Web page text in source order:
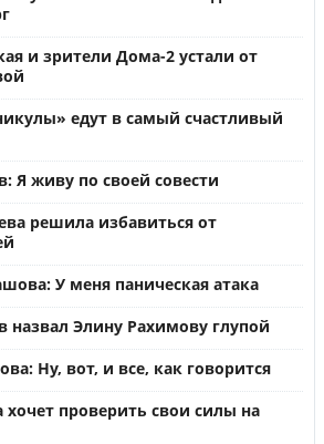
и зрители Дома-2 устали от
едут в самый счастливый
Я живу по своей совести
решила избавиться от
У меня паническая атака
назвал Элину Рахимову глупой
Ну, вот, и все, как говорится
хочет проверить свои силы на